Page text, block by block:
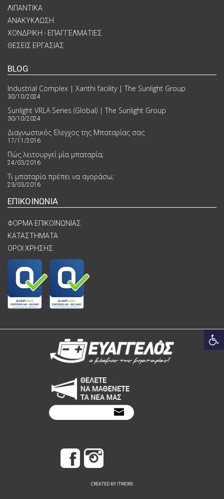
ΛΙΠΑΝΤΙΚΑ
ΑΝΑΚΥΚΛΩΣΗ
ΧΟΝΔΡΙΚΗ - ΕΠΑΓΓΕΛΜΑΤΙΕΣ
ΘΕΣΕΙΣ ΕΡΓΑΣΙΑΣ
BLOG
Industrial Complex | Xanthi facility | The Sunlight Group
30/10/2024
Sunlight VRLA Series (Global) | The Sunlight Group
30/10/2024
Διαγνωστικός Έλεγχος της Μπαταρίας σας
17/11/2016
Πώς λειτουργεί μία μπαταρία;
24/03/2016
Τι μπαταρία πρέπει να αγοράσω;
23/03/2016
ΕΠΙΚΟΙΝΩΝΙΑ
ΦΟΡΜΑ ΕΠΙΚΟΙΝΩΝΙΑΣ
ΚΑΤΑΣΤΗΜΑΤΑ
ΟΡΟΙ ΧΡΗΣΗΣ
CREATED BY ITWORX